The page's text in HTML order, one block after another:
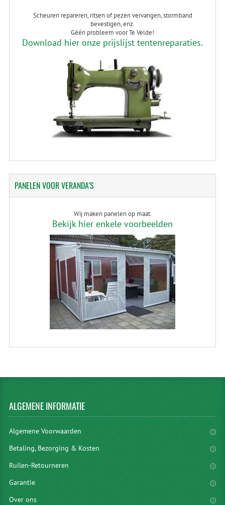
Scheuren repareren, ritsen of pezen vervangen, stormband
bevestigen, enz.
Géén probleem voor Te Velde!
Download hier onze prijslijst tentenreparaties.
PANELENVOOR VERANDA'S
Wij maken panelen op maat.
Bekijk hier enkele voorbeelden
ALGEMENEINFORMATIE
Algemene Voorwaarden
Betaling, Bezorging & Kosten
Ruilen-Retourneren
Garantie
Over ons